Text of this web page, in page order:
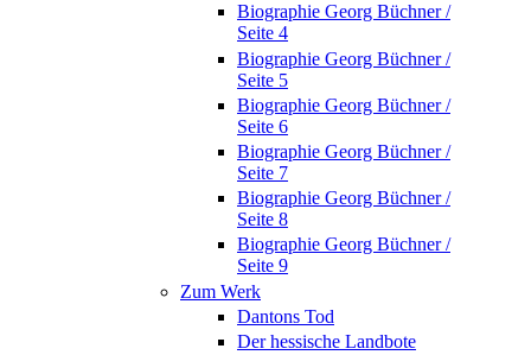
Biographie Georg Büchner /
Seite 4
Biographie Georg Büchner /
Seite 5
Biographie Georg Büchner /
Seite 6
Biographie Georg Büchner /
Seite 7
Biographie Georg Büchner /
Seite 8
Biographie Georg Büchner /
Seite 9
Zum Werk
Dantons Tod
Der hessische Landbote